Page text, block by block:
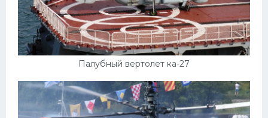
Палубный вертолет ка-27